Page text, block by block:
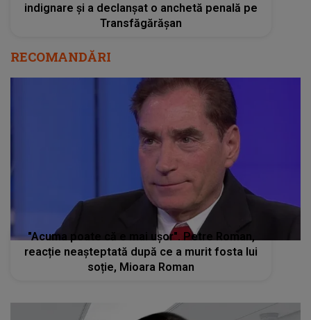
indignare și a declanșat o anchetă penală pe
Transfăgărășan
RECOMANDĂRI
"Acuma poate că e mai ușor". Petre Roman,
reacție neașteptată după ce a murit fosta lui
soție, Mioara Roman